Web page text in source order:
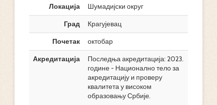
Локација
Шумадијски округ
Град
Крагујевац
Почетак
октобар
Акредитација
Последња акредитација: 2023.
године - Национално тело за
акредитацију и проверу
квалитета у високом
образовању Србије.